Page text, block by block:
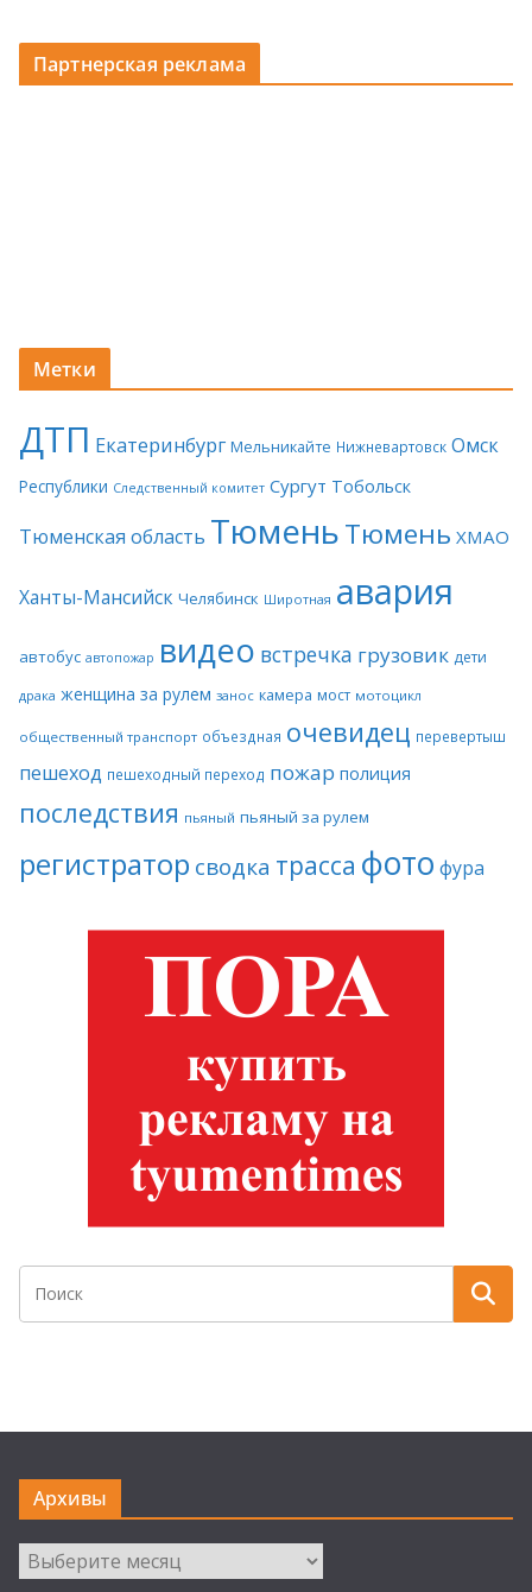
Партнерская реклама
Метки
ДТП Екатеринбург Мельникайте Нижневартовск Омск
Республики Следственный комитет Сургут Тобольск
Тюменская область ТюменьТюмень ХМАО
Ханты-Мансийск Челябинск Широтная авария
автобус автопожар видео встречка грузовик дети
драка женщина за рулем занос камера мост мотоцикл
общественный транспорт объездная очевидец перевертыш
пешеход пешеходный переход пожар полиция
последствия пьяный пьяный за рулем
регистратор сводка трасса фото фура
Архивы
Архивы